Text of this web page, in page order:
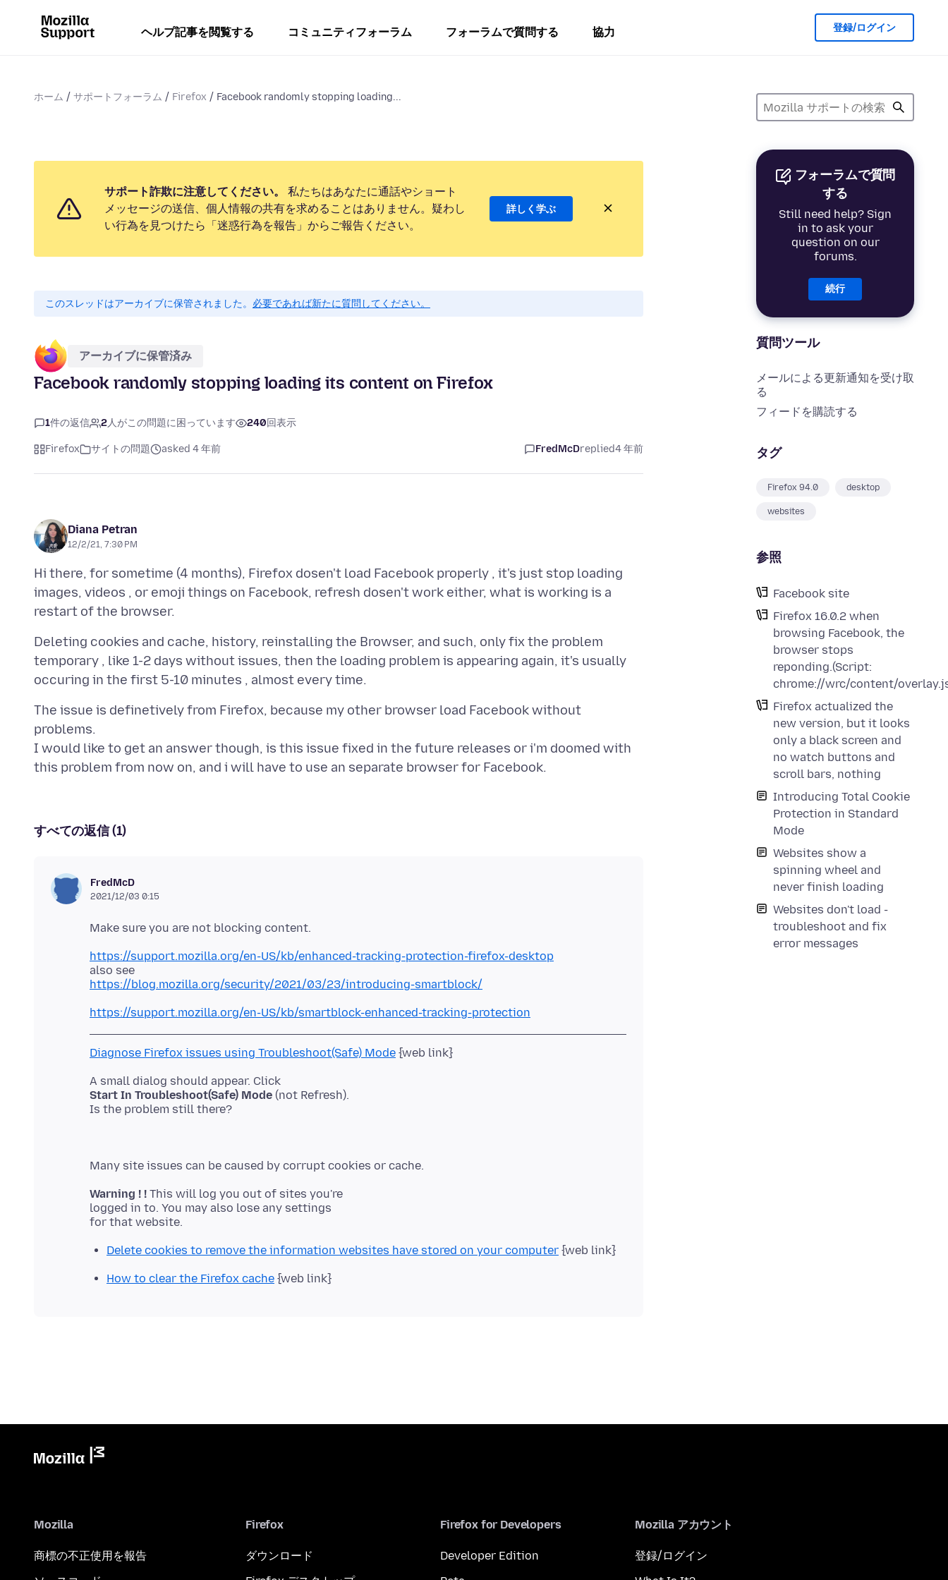
ヘルプ記事を閲覧する コミュニティフォーラム フォーラムで質問する 協力 登録/ログイン
ホーム サポートフォーラム Firefox Facebook randomly stopping loading...
フォーラムで質問
する
Still need help? Sign
in to ask your
question on our
forums.
続行
質問ツール
メールによる更新通知を受け取
る
フィードを購読する
タグ
Firefox 94.0 desktop
websites
参照
Facebook site
Firefox 16.0.2 when
browsing Facebook, the
browser stops
reponding.(Script:
chrome://wrc/content/
Firefox actualized the
new version, but it looks
only a black screen and
no watch buttons and
scroll bars, nothing
Introducing Total Cookie
Protection in Standard
Mode
Websites show a
spinning wheel and
never finish loading
Websites don't load -
troubleshoot and fix
error messages
サポート詐欺に注意してください。
私たちはあなたに通話やショート
メッセージの送信、個人情報の共有を求めることはありません。疑わし
い行為を見つけたら「迷惑行為を報告」からご報告ください。
詳しく学ぶ
このスレッドはアーカイブに保管されました。 必要であれば新たに質問してください。
アーカイブに保管済み
Facebook randomly stopping loading its content on Firefox
1件の返信 2人がこの問題に困っています 240回表示
Firefox サイトの問題 asked 4 年前 FredMcDreplied4 年前
Diana Petran
12/2/21, 7:30 PM
Hi there, for sometime (4 months), Firefox dosen't load Facebook properly , it's just stop loading
images, videos , or emoji things on Facebook, refresh dosen't work either, what is working is a
Deleting cookies and cache, history, reinstalling the Browser, and such, only fix the problem
temporary , like 1-2 days without issues, then the loading problem is appearing again, it's usually
The issue is definetively from Firefox, because my other browser load Facebook without
problems.
I would like to get an answer though, is this issue fixed in the future releases or i'm doomed with
すべての返信 (1)
FredMcD
2021/12/03 0:15
https://support.mozilla.org/en-US/kb/enhanced-tracking-protection-firefox-desktop
https://blog.mozilla.org/security/2021/03/23/introducing-smartblock/
https://support.mozilla.org/en-US/kb/smartblock-enhanced-tracking-protection
Diagnose Firefox issues using Troubleshoot(Safe) Mode
Start In Troubleshoot(Safe) Mode (not Refresh).
Warning ! ! This will log you out of sites you're
logged in to. You may also lose any settings
Delete cookies to remove the information websites have stored on your computer {web link}
How to clear the Firefox cache {web link}
Mozilla
商標の不正使用を報告
Firefox
ダウンロード
Firefox for Developers
Developer Edition
Mozilla アカウント
登録/ログイン